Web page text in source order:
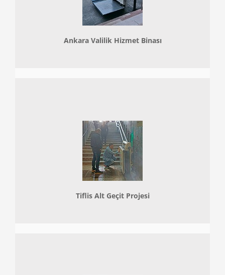
Ankara Valilik Hizmet Binası
Tiflis Alt Geçit Projesi